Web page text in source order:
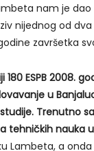
nam je
nijednog od
završetka
180 ESPB 2008.
u
Trenutno
tehničkih nauka
Lambeta, a